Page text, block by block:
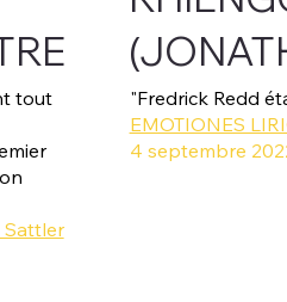
tout
Sattler
"Fredrick Redd
EMOTIONES
4 septembre